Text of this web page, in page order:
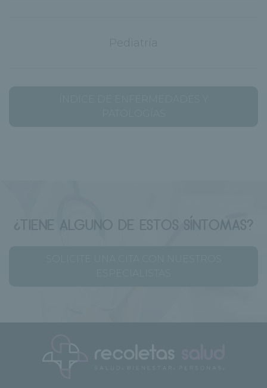
Pediatría